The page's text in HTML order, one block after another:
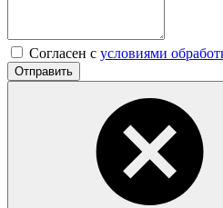
Согласен с условиями
Отправить